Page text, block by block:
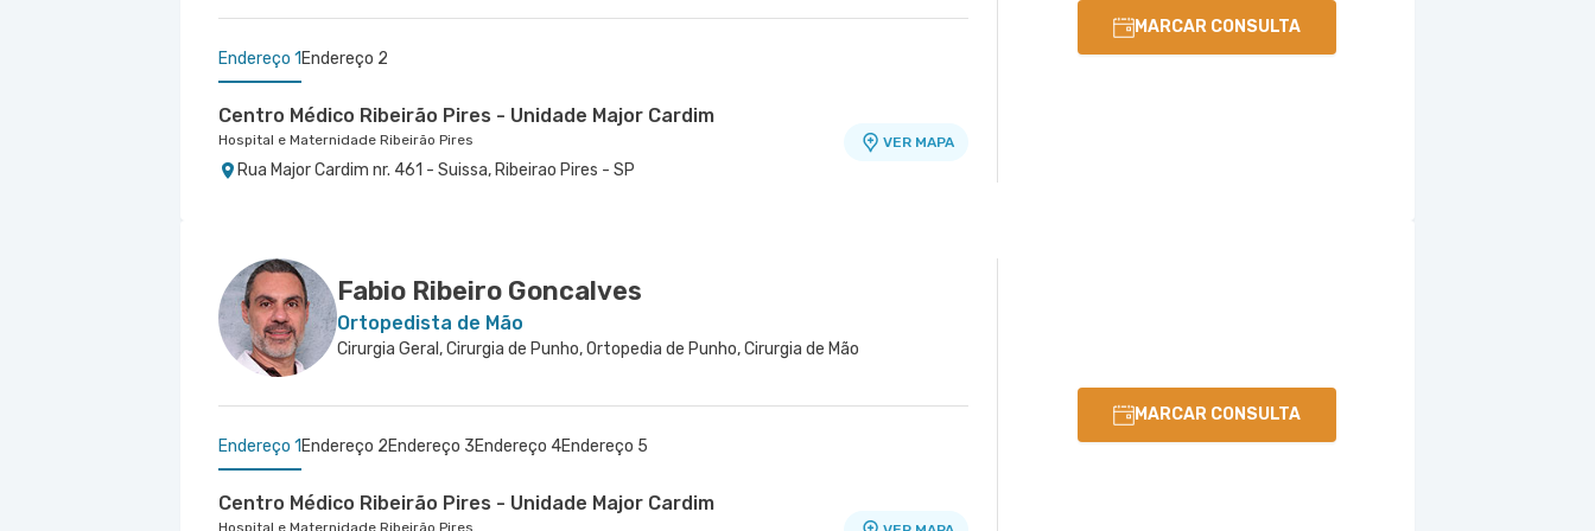
MARCAR CONSULTA
Endereço 1 Endereço 2
Centro Médico Ribeirão Pires - Unidade Major Cardim
Hospital e Maternidade Ribeirão Pires
Rua Major Cardim nr. 461 - Suissa, Ribeirao Pires - SP
VER MAPA
Bernardo do Campo - SP
Fabio Ribeiro Goncalves
Ortopedista de Mão
Cirurgia Geral, Cirurgia de Punho, Ortopedia de Punho, Cirurgia de Mão
MARCAR CONSULTA
Endereço 1 Endereço 2Endereço 3Endereço 4Endereço 5
Centro Médico Ribeirão Pires - Unidade Major Cardim
Hospital e Maternidade Ribeirão Pires